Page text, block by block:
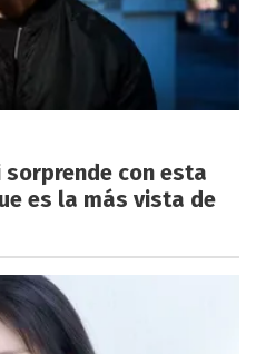
con esta
es la más vista de